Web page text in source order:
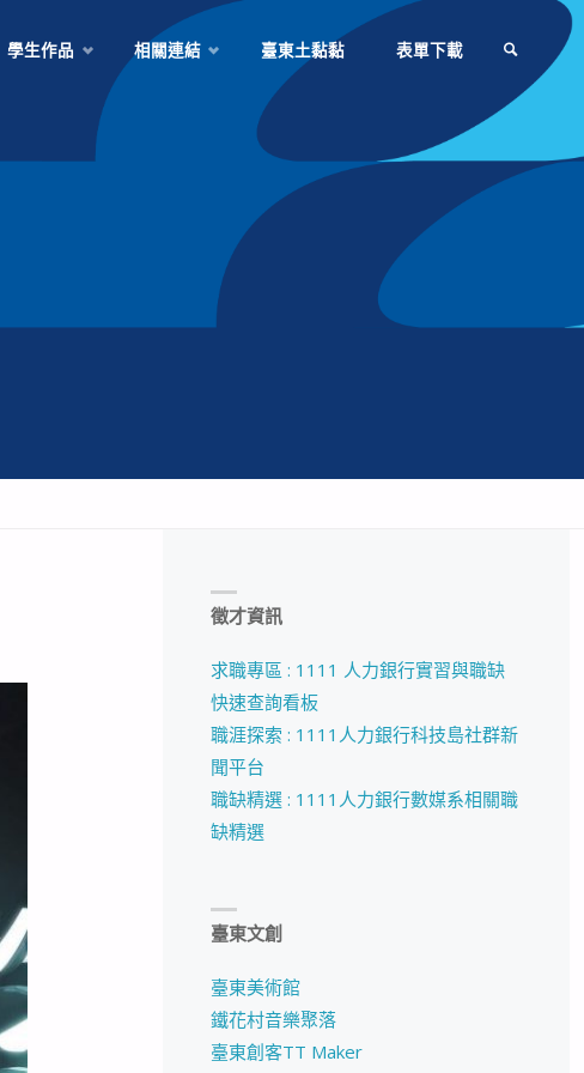
學生作品 相關連結 臺東土黏黏 表單下載
徵才資訊
求職專區 : 1111 人力銀行實習與職缺
快速查詢看板
職涯探索 : 1111人力銀行科技島社群新
聞平台
職缺精選 : 1111人力銀行數媒系相關職
缺精選
臺東文創
臺東美術館
鐵花村音樂聚落
臺東創客TT Maker